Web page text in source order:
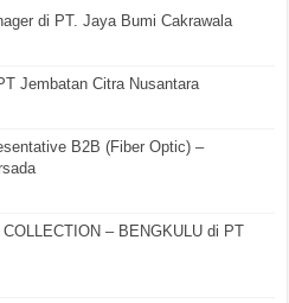
di PT. Jaya Bumi Cakrawala
Jembatan Citra Nusantara
B2B (Fiber Optic) –
– BENGKULU di PT